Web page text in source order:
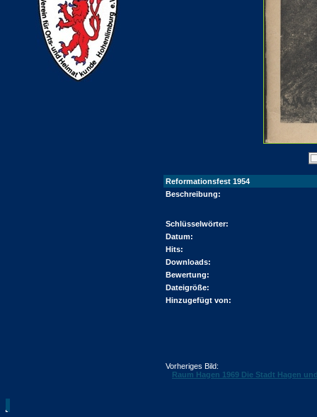
Reformationsfest 1954
Beschreibung:
Schlüsselwörter:
Datum:
Hits:
Downloads:
Bewertung:
Dateigröße:
Hinzugefügt von:
Vorheriges Bild:
Raum Hagen 1969 Die Stadt Hagen